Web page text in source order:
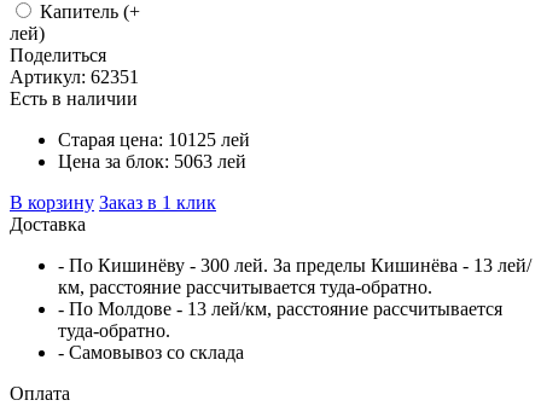
Капитель (+
лей)
Поделиться
Артикул: 62351
Есть в наличии
Старая цена: 10125 лей
Цена за блок: 5063 лей
В корзину Заказ в 1 клик
Доставка
- По Кишинёву - 300 лей. За пределы Кишинёва - 13 лей/
км, расстояние рассчитывается туда-обратно.
- По Молдове - 13 лей/км, расстояние рассчитывается
туда-обратно.
- Самовывоз со склада
Оплата